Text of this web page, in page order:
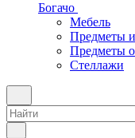
Богачо
Мебель
Предметы
Предметы
Стеллажи